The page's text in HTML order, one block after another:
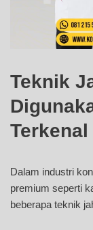
Teknik
Terkenal
Dalam industri
premium seperti
beberapa teknik